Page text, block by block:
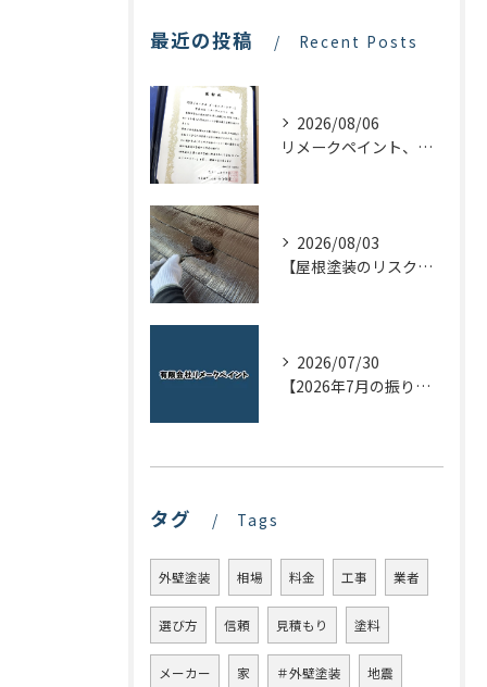
最近の投稿 Recent Posts
2026/08/06
リメークペイント、感謝状を頂く！
2026/08/03
【屋根塗装のリスクを下げる！】屋根の点検はドローンで！
2026/07/30
【2026年7月の振り返り】リメークペイントブログまとめ
タグ Tags
外壁塗装 相場 料金 工事 業者
選び方 信頼 見積もり 塗料
メーカー 家 ＃外壁塗装 地震